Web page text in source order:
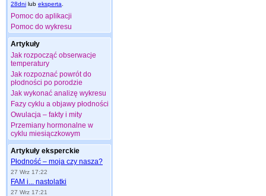
28dni lub eksperta
Pomoc do aplikacji
Pomoc do wykresu
Artykuły
Jak rozpocząć obserwacje
temperatury
Jak rozpoznać powrót do
płodności po porodzie
Jak wykonać analizę wykresu
Fazy cyklu a objawy płodności
Owulacja – fakty i mity
Przemiany hormonalne w
cyklu miesiączkowym
Artykuły eksperckie
Płodność – moja czy nasza?
27 Wrz 17:22
FAM i... nastolatki
27 Wrz 17:21